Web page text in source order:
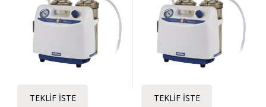
TEKLIF İSTE TEKLIF İSTE